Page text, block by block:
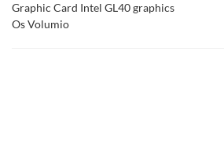
Graphic Card Intel GL40 graphics
Os Volumio